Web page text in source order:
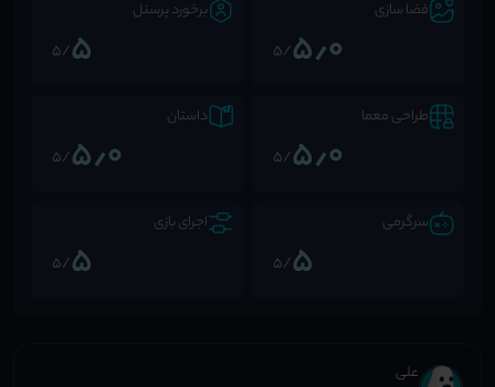
فضا سازی
5٫0/5
برخورد پرسنل
5
/5
طراحی معما
5٫0/5
داستان
5٫0/5
سرگرمی
5
/5
اجرای بازی
5
/5
علی